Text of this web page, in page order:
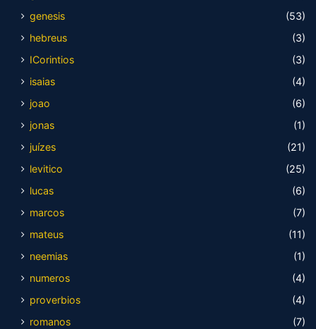
genesis
(53)
hebreus
(3)
ICorintios
(3)
isaias
(4)
joao
(6)
jonas
(1)
juízes
(21)
levitico
(25)
lucas
(6)
marcos
(7)
mateus
(11)
neemias
(1)
numeros
(4)
proverbios
(4)
romanos
(7)